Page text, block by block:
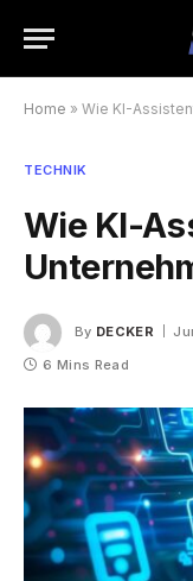
Home » Wie KI-
TECHNIK
Wie KI-
By DECKER
6 Mins Read